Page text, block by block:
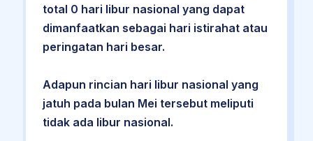
total 0 hari libur nasional yang dapat
dimanfaatkan sebagai hari istirahat atau
peringatan hari besar.
Adapun rincian hari libur nasional yang
jatuh pada bulan Mei tersebut meliputi
tidak ada libur nasional.